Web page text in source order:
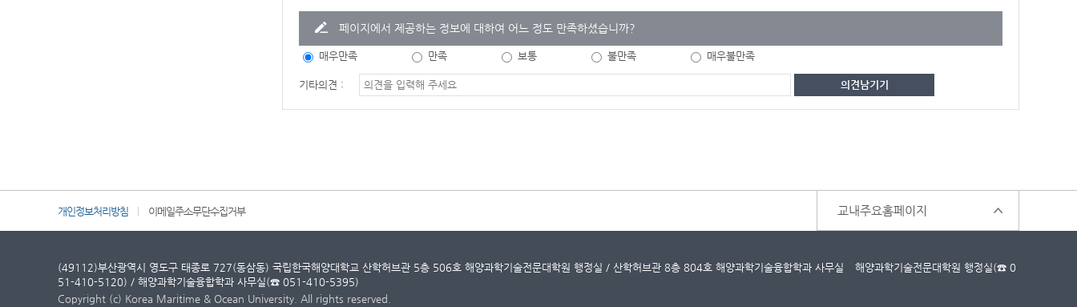
페이지에서 제공하는 정보에 대하여 어느 정도 만족하셨습니까?
매우만족 만족 보통 불만족 매우불만족
기타의견 :
개인정보처리방침 이메일주소무단수집거부 교내주요홈페이지
(49112)부산광역시 영도구 태종로 727(동삼동) 국립한국해양대학교 산학허브관 5층 506호 해양과학기술전문대학원 행정실 / 산학허브관 8층 804호 해양과학기술융합학과 사무실
해양과학기술전문대학원 행정실(☎ 0
51-410-5120) / 해양과학기술융합학과 사무실(☎ 051-410-5395)
Copyright (c) Korea Maritime & Ocean University. All rights reserved.